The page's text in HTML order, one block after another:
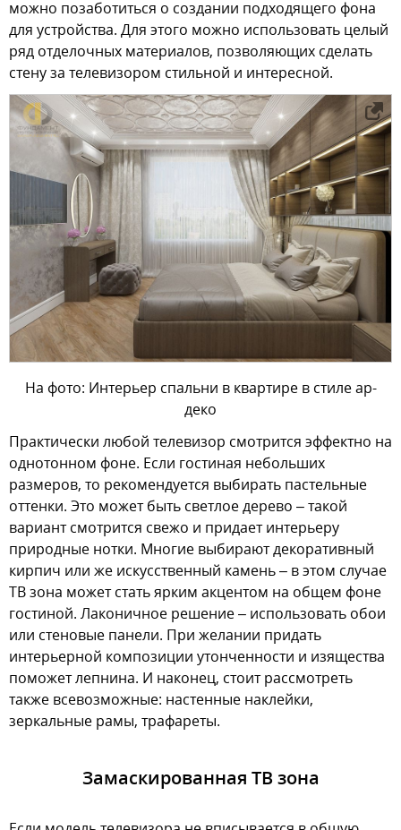
можно позаботиться о создании подходящего фона
для устройства. Для этого можно использовать целый
ряд отделочных материалов, позволяющих сделать
стену за телевизором стильной и интересной.
На фото: Интерьер спальни в квартире в стиле ар-
деко
Практически любой телевизор смотрится эффектно на
однотонном фоне. Если гостиная небольших
размеров, то рекомендуется выбирать пастельные
оттенки. Это может быть светлое дерево – такой
вариант смотрится свежо и придает интерьеру
природные нотки. Многие выбирают декоративный
кирпич или же искусственный камень – в этом случае
ТВ зона может стать ярким акцентом на общем фоне
гостиной. Лаконичное решение – использовать обои
или стеновые панели. При желании придать
интерьерной композиции утонченности и изящества
поможет лепнина. И наконец, стоит рассмотреть
также всевозможные: настенные наклейки,
зеркальные рамы, трафареты.
Замаскированная ТВ зона